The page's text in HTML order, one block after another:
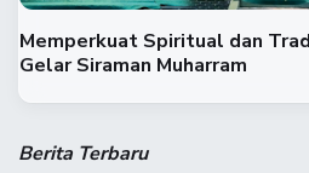
Memperkuat Spiritual dan
Gelar Siraman Muharram
Berita Terbaru